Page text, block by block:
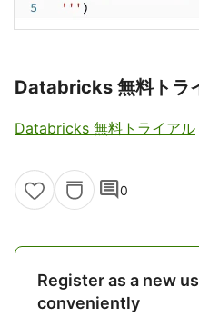
は、**ノートブックは
認識し、ハイライトします
なくてはなりませんでした
確認することができます。
Databricks 無料トラ